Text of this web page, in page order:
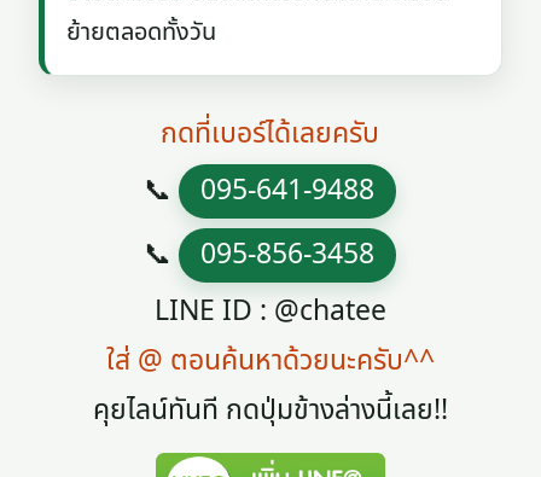
ย้ายตลอดทั้งวัน
กดที่เบอร์ได้เลยครับ
📞 095-641-9488
📞 095-856-3458
LINE ID : @chatee
ใส่ @ ตอนค้นหาด้วยนะครับ^^
คุยไลน์ทันที กดปุ่มข้างล่างนี้เลย!!